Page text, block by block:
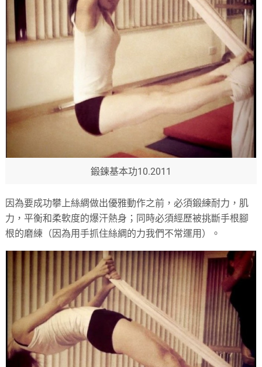
鍛鍊基本功10.2011
因為要成功攀上絲綢做出優雅動作之前，必須鍛練耐力，肌
力，平衡和柔軟度的爆汗熱身；同時必須經歷被挑斷手根腳
根的磨練（因為用手抓住絲綢的力我們不常運用）。